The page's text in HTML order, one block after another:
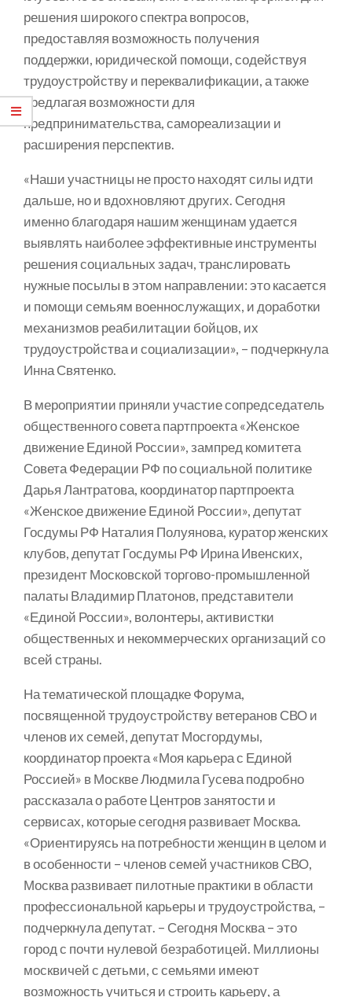
решения широкого спектра вопросов,
предоставляя возможность получения
поддержки, юридической помощи, содействуя
трудоустройству и переквалификации, а также
предлагая возможности для
предпринимательства, самореализации и
расширения перспектив.
«Наши участницы не просто находят силы идти
дальше, но и вдохновляют других. Сегодня
именно благодаря нашим женщинам удается
выявлять наиболее эффективные инструменты
решения социальных задач, транслировать
нужные посылы в этом направлении: это касается
и помощи семьям военнослужащих, и доработки
механизмов реабилитации бойцов, их
трудоустройства и социализации», – подчеркнула
Инна Святенко.
В мероприятии приняли участие сопредседатель
общественного совета партпроекта «Женское
движение Единой России», зампред комитета
Совета Федерации РФ по социальной политике
Дарья Лантратова, координатор партпроекта
«Женское движение Единой России», депутат
Госдумы РФ Наталия Полуянова, куратор женских
клубов, депутат Госдумы РФ Ирина Ивенских,
президент Московской торгово-промышленной
палаты Владимир Платонов, представители
«Единой России», волонтеры, активистки
общественных и некоммерческих организаций со
всей страны.
На тематической площадке Форума,
посвященной трудоустройству ветеранов СВО и
членов их семей, депутат Мосгордумы,
координатор проекта «Моя карьера с Единой
Россией» в Москве Людмила Гусева подробно
рассказала о работе Центров занятости и
сервисах, которые сегодня развивает Москва.
«Ориентируясь на потребности женщин в целом и
в особенности – членов семей участников СВО,
Москва развивает пилотные практики в области
профессиональной карьеры и трудоустройства, –
подчеркнула депутат. – Сегодня Москва – это
город с почти нулевой безработицей. Миллионы
москвичей с детьми, с семьями имеют
возможность учиться и строить карьеру, а